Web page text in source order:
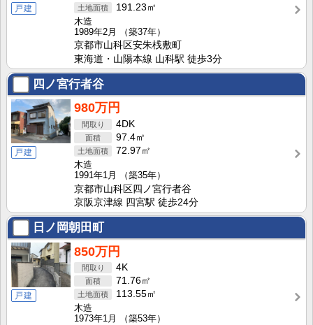
戸建
191.23㎡
木造
1989年2月
（築37年）
京都市山科区安朱桟敷町
東海道・山陽本線 山科駅 徒歩3分
四ノ宮行者谷
戸建
980万円
4DK
97.4㎡
72.97㎡
木造
1991年1月
（築35年）
京都市山科区四ノ宮行者谷
京阪京津線 四宮駅 徒歩24分
日ノ岡朝田町
戸建
850万円
4K
71.76㎡
113.55㎡
木造
1973年1月
（築53年）